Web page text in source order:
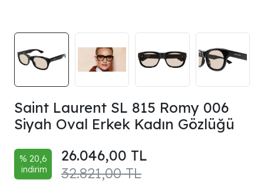
Saint Laurent SL 815 Romy 006
Siyah Oval Erkek Kadın Gözlüğü
% 20,6
indirim
32.821,00 TL
26.046,00 TL